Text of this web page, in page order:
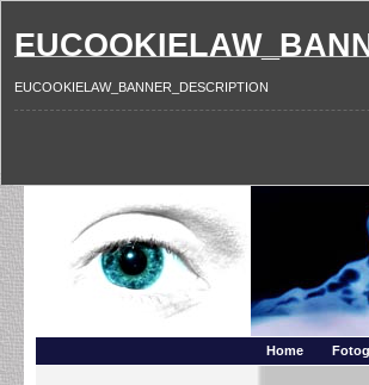
EUCOOKIELAW_BANNER_DESCRIPTION
Home